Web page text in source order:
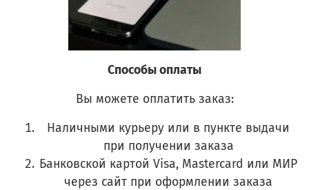
Способы оплаты
Вы можете оплатить заказ:
Наличными курьеру или в пункте выдачи
при получении заказа
Банковской картой Visa, Mastercard или МИР
через сайт при оформлении заказа